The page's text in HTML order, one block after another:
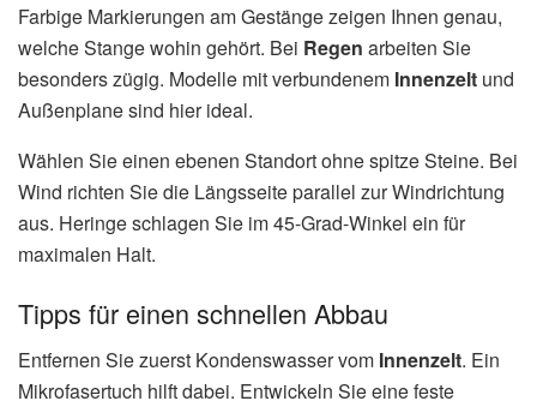
Farbige Markierungen am Gestänge zeigen Ihnen genau,
welche Stange wohin gehört. Bei Regen arbeiten Sie
besonders zügig. Modelle mit verbundenem Innenzelt und
Außenplane sind hier ideal.
Wählen Sie einen ebenen Standort ohne spitze Steine. Bei
Wind richten Sie die Längsseite parallel zur Windrichtung
aus. Heringe schlagen Sie im 45-Grad-Winkel ein für
maximalen Halt.
Tipps für einen schnellen Abbau
Entfernen Sie zuerst Kondenswasser vom Innenzelt. Ein
Mikrofasertuch hilft dabei. Entwickeln Sie eine feste